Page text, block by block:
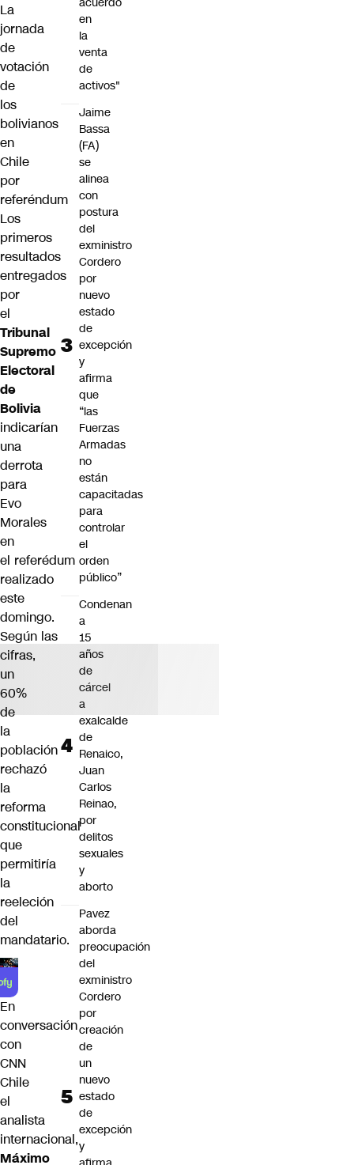
La
jornada
de
votación
de
los
bolivianos
en
Chile
por
referéndum
Los
primeros
resultados
entregados
por
el
Tribunal
Supremo
Electoral
de
Bolivia
indicarían
una
derrota
para
Evo
Morales
en
el referédum
realizado
este
domingo.
Según las
cifras,
un
60%
de
la
población
rechazó
la
reforma
constitucional
que
permitiría
la
reeleción
del
mandatario.
En
conversación
con
CNN
Chile
el
analista
internacional,
Máximo
en
la
venta
de
activos"
Jaime
Bassa
(FA)
se
alinea
con
postura
del
exministro
Cordero
por
nuevo
estado
de
excepción
y
afirma
que
“las
Fuerzas
Armadas
no
están
capacitadas
para
controlar
el
orden
público”
Condenan
a
15
años
de
cárcel
a
exalcalde
de
Renaico,
Juan
Carlos
Reinao,
por
delitos
sexuales
y
aborto
Pavez
aborda
preocupación
del
exministro
Cordero
por
creación
de
un
nuevo
estado
de
excepción
y